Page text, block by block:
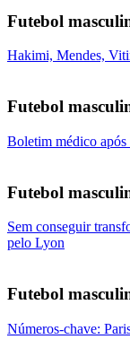
Futebol
Hakimi, Mendes,
Futebol
Boletim médico
Futebol
Sem conseguir
pelo Lyon
Futebol
Números-chave: